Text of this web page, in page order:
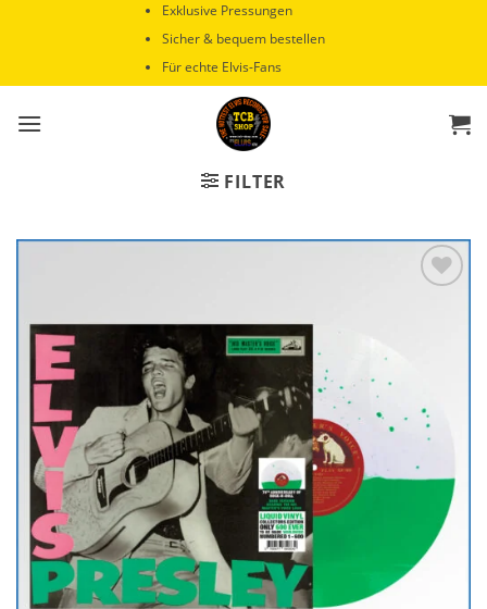
Exklusive Pressungen
Sicher & bequem bestellen
Für echte Elvis-Fans
FILTER